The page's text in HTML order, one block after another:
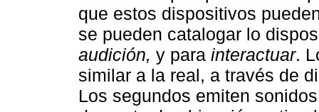
que estos dispositivos
se pueden catalogar lo
audición, y para interactuar.
similar a la real, a través de
Los segundos emiten